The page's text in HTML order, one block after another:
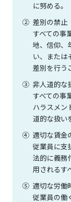
に努める。
② 差別の禁止
すべての事
地、信仰、
い、または
差別を行う
③ 非人道的な
すべての事
ハラスメン
道的な扱い
④ 適切な賃金
従業員に支
法的に義務
用されるす
⑤ 適切な労働
従業員の働